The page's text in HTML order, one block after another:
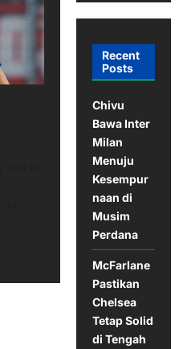
Recent
Posts
Chivu
Bawa Inter
Milan
Menuju
Kesempur
naan di
Musim
Perdana
McFarlane
Pastikan
Chelsea
Tetap Solid
di Tengah